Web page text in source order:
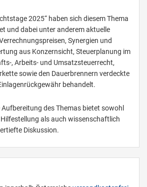
2025“ haben sich diesem Thema
und dabei unter anderem aktuelle
Synergien und
aus Konzernsicht, Steuerplanung im
, Arbeits- und Umsatzsteuerrecht,
sowie den Dauerbrennern verdeckte
behandelt.
des Themas bietet sowohl
als auch wissenschaftlich
Diskussion.